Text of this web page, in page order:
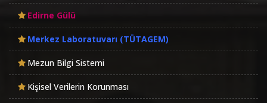
Edirne Gülü
Merkez Laboratuvarı (TÜTAGEM)
Mezun Bilgi Sistemi
Kişisel Verilerin Korunması